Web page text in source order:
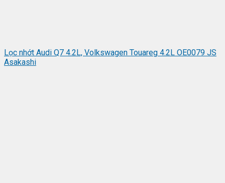
Lọc nhớt Audi Q7 4.2L, Volkswagen Touareg 4.2L OE0079 JS
Asakashi